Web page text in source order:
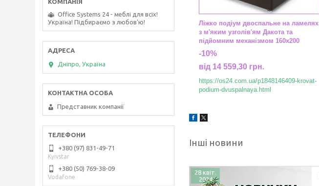
Ліжко подіум двоспальне на ламелях
з м'яким узголів'ям Дакота та
підйомним механізмом 160х200
-10%
від 14 559,30 грн.
https://os24.com.ua/p1848146409-krovat-
podium-dvuspalnaya.html
Інші новини
28 квіт.
2024
Office Systems 24 - меблі для всіх!
Україна! Підбираємо з любов'ю!
Дніпро, Україна
Представник компанії
+380 (97) 831-49-71
Kyivstar
+380 (50) 769-38-09
Vodafone